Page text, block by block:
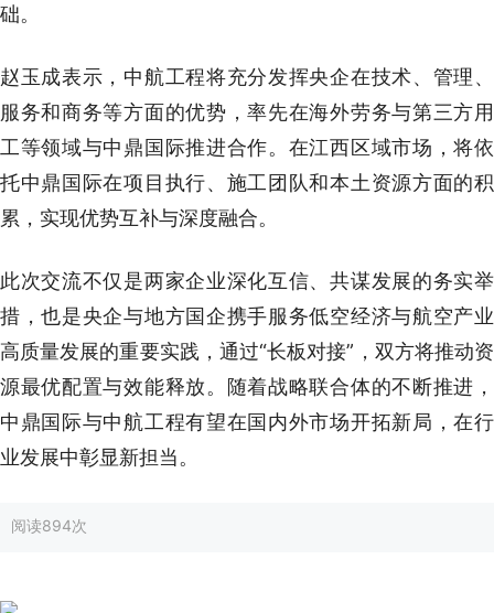
础。
赵玉成表示，中航工程将充分发挥央企在技术、管理、
服务和商务等方面的优势，率先在海外劳务与第三方用
工等领域与中鼎国际推进合作。在江西区域市场，将依
托中鼎国际在项目执行、施工团队和本土资源方面的积
累，实现优势互补与深度融合。
此次交流不仅是两家企业深化互信、共谋发展的务实举
措，也是央企与地方国企携手服务低空经济与航空产业
高质量发展的重要实践，通过“长板对接”，双方将推动资
源最优配置与效能释放。随着战略联合体的不断推进，
中鼎国际与中航工程有望在国内外市场开拓新局，在行
业发展中彰显新担当。
阅读894次